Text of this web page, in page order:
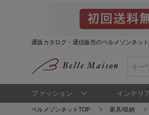
通販カタログ・通信販売のベルメゾンネット
ファッション インテリ
ベルメゾンネットTOP 家具/収納